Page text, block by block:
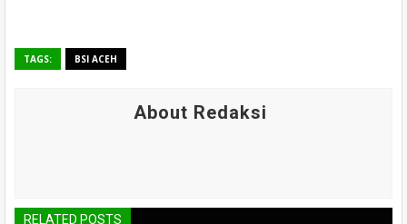
TAGS: BSI ACEH
About Redaksi
RELATED POSTS